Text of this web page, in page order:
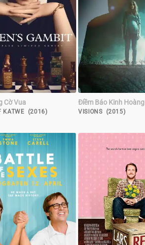
Cờ Vua
KATWE (2016)
Điềm Báo Kinh Hoàng
VISIONS (2015)